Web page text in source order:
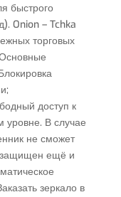
быстрого
Onion – Tchka
торговых
доступ к
уровне. В случае
не сможет
защищен ещё и
зеркало в